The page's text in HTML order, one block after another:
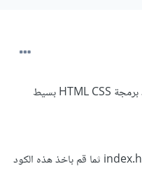
يمكنك إنشاء قائمة جانبية باستخدام كود برمجة HTML CSS بسيط
اولا عليك انشاء ملف html وليكون index.html ثما قم باخذ هذه الكود